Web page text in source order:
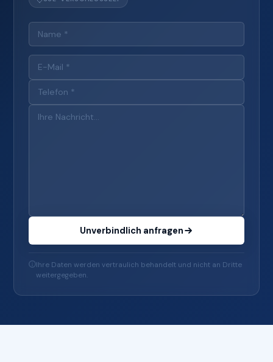
Unverbindlich anfragen
Ihre Daten werden vertraulich behandelt und nicht an Dritte
weitergegeben.